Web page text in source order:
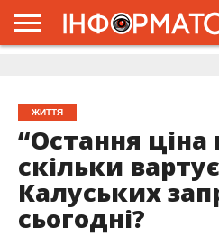
ЖИТТЯ
“Остання ціна
скільки
Калуських
сьогодні?